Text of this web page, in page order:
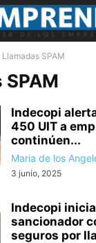
Llamadas SPAM
SPAM
Indecopi
450 UIT a
continúen...
Maria de los
3 junio, 2025
Indecopi
sancionador
seguros por